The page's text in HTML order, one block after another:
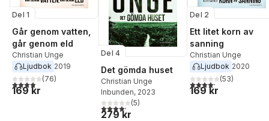
Del 1
Går genom vatten,
går genom eld
Christian Unge
Ljudbok 2019
3,9utav 5 stjärnor. Totalt antal röster:
(76)
169 kr
Del 4
Det gömda huset
Christian Unge
Inbunden, 2023
4,2utav 5 stjärnor. Totalt antal röster:
(5)
279 kr
Del 2
Ett litet korn av
sanning
Christian Unge
Ljudbok 2020
4,2utav 5 stjärnor.
(53)
169 kr